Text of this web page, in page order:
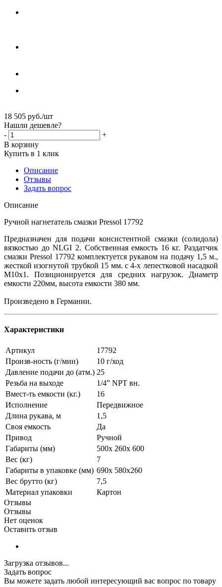
18 505 руб./шт
Нашли дешевле?
-
+
В корзину
Купить в 1 клик
Описание
Отзывы
Задать вопрос
Описание
Ручной нагнетатель смазки Pressol 17792
Предназначен для подачи консистентной смазки (солидола)
вязкостью до NLGI 2. Собственная емкость 16 кг. Раздатчик
смазки Pressol 17792 комплектуется рукавом на подачу 1,5 м.,
жесткой изогнутой трубкой 15 мм. с 4-х лепестковой насадкой
М10х1. Позиционируется для средних нагрузок. Диаметр
емкости 220мм, высота емкости 380 мм.
Произведено в Германии.
Характеристики
Артикул
17792
Произв-ность (г/мин)
10 г/ход
Давление подачи до (атм.) 25
Резьба на выходе
1/4” NPT вн.
Вмест-ть емкости (кг.)
16
Исполнение
Передвижное
Длина рукава, м
1,5
Своя емкость
Да
Привод
Ручной
Габариты (мм)
500x 260x 600
Вес (кг)
7
Габариты в упаковке (мм) 690x 580x260
Вес брутто (кг)
7,5
Материал упаковки
Картон
Отзывы
Отзывы
Нет оценок
Оставить отзыв
Загрузка отзывов...
Задать вопрос
Вы можете задать любой интересующий вас вопрос по товару